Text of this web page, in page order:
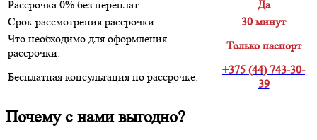
Рассрочка 0% без переплат
Да
Срок рассмотрения рассрочки:
30 минут
Что необходимо для оформления
рассрочки:
Только паспорт
Бесплатная консультация по рассрочке:
+375 (44) 743-30-
39
Почему с нами выгодно?